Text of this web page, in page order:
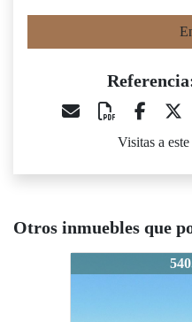
Visitas a
Otros inmuebles que
142-CC-053